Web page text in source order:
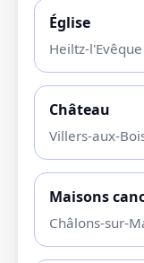
Église
Heiltz-
Château
Villers-aux-
Maisons
Châlons-sur-